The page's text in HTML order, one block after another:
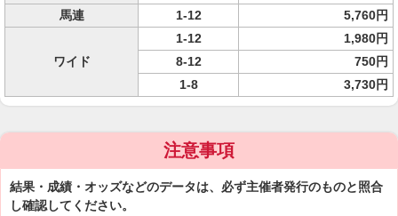
馬連
1-12 5,760円
ワイド
1-12
1,980円
8-12
750円
1-8
3,730円
注意事項
結果・成績・オッズなどのデータは、必ず主催者発行のものと照合
し確認してください。